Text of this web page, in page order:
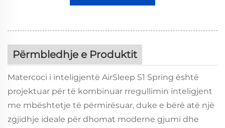
Përmbledhje e Produktit
Matercoci i inteligjentë AirSleep S1 Spring është
projektuar për të kombinuar rregullimin inteligjent
me mbështetje të përmirësuar, duke e bërë atë një
zgjidhje ideale për dhomat moderne gjumi dhe